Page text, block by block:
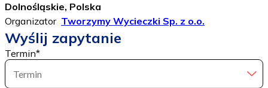
Dolnośląskie, Polska
Organizator Tworzymy Wycieczki Sp. z o.o.
Wyślij zapytanie
Termin*
Termin